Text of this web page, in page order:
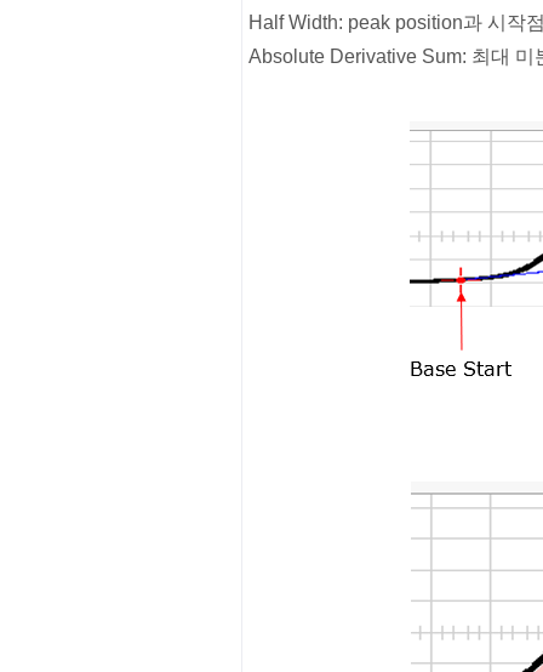
Half Width: peak position과 시작
Absolute Derivative Sum: 최대 미